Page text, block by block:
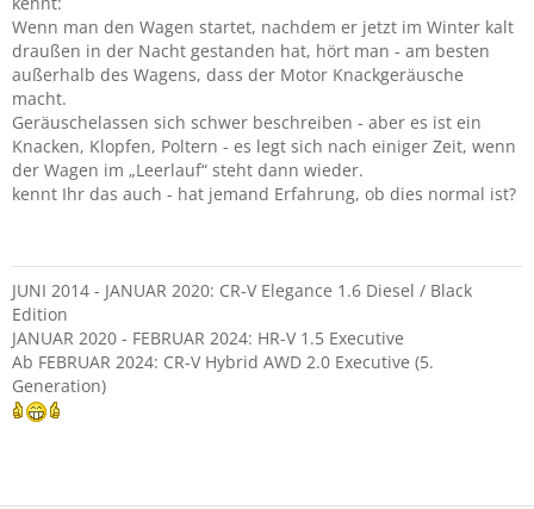
Wenn man den Wagen startet, nachdem er jetzt im Winter kalt
draußen in der Nacht gestanden hat, hört man - am besten
außerhalb des Wagens, dass der Motor Knackgeräusche
macht.
Geräuschelassen sich schwer beschreiben - aber es ist ein
Knacken, Klopfen, Poltern - es legt sich nach einiger Zeit, wenn
der Wagen im „Leerlauf“ steht dann wieder.
kennt Ihr das auch - hat jemand Erfahrung, ob dies normal ist?
JUNI 2014 - JANUAR 2020: CR-V Elegance 1.6 Diesel / Black
Edition
JANUAR 2020 - FEBRUAR 2024: HR-V 1.5 Executive
Ab FEBRUAR 2024: CR-V Hybrid AWD 2.0 Executive (5.
Generation)